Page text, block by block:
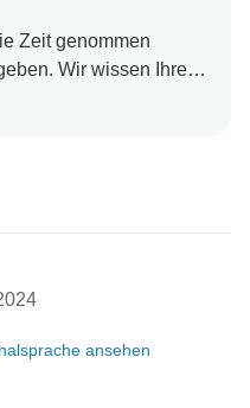
Zeit genommen
Wir wissen Ihre
Reiseleiter zu
ansehen